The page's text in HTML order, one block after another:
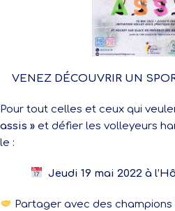
VENEZ DÉCOUVRIR UN
Pour tout celles et ceux qui
assis » et défier les volleyeurs
le :
Jeudi 19 mai 2022 à
Partager avec des